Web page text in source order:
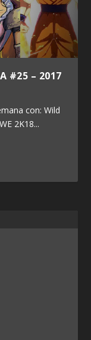
#25 – 2017
con: Wild
2K18...